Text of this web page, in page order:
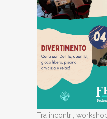
Tra incontri,